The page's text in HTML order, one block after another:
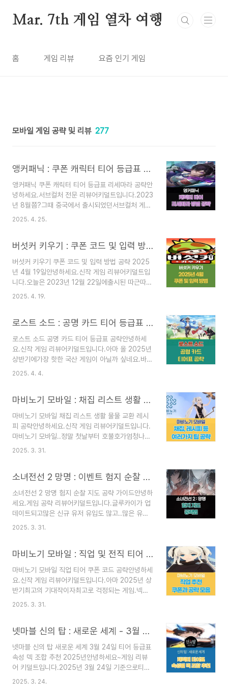
Mar. 7th 게임 열차 여행
홈 게임 리뷰 요즘 인기 게임
모바일 게임 공략 및 리뷰 277
앵커패닉 : 쿠폰 캐릭터 티어 등급표 리세마라 추천 공략 (2025년 4월)
앵커패닉 쿠폰 캐릭터 티어 등급표 리세마라 공략안
녕하세요.서브컬처 전문 리뷰어키덜트입니다.2023
년 8월쯤?그때 중국에서 출시되었던서브컬처 게임
이 있었죠..필자도 소식만 듣고..번역이 안 되어있어
입니다.아마 필자의 블로그에자주 오시는 분들은제
가를 하는 편인걸다들 아실 겁니다만..ㅋㅋ이건.. 생
각보다 재미가 없는데요?아.. 뭐랄까 뭔가 잘 만든
거 같은데..재미가 별로 없네요..일단 그전에 리세
확률부터조작인 느낌이 강하게 오지만..ㅋㅋ자, 그
죠?다른 신작 게임들의 쿠폰과티어표가 궁금하시다
면??▽▽▽▽▽▽신작 게임 정보..
2025. 4. 25.
버섯커 키우기 : 쿠폰 코드 및 입력 방법 공략 (2025년 4월 19일)
버섯커 키우기 쿠폰 코드 및 입력 방법 공략 2025
년 4월 19일안녕하세요.신작 게임 리뷰어키덜트입
니다.오늘은 2023년 12월 22일에출시된 따근따근
한 신작 게임.버섯커 키우기입니다.게임 제목 그대
섯 직업을 끝까지전직시키면 또 멋진 캐릭터로 변해
네이버 게임에서3위를 달리고 있을 정도로 재미가
있네요.이런 게임은 또 쿠폰이 필수인 게임이죠?그
래서 오늘은 사전예약 쿠폰과 공식 쿠폰둘 다 알아
보는 시간을 가져보겠습니다.자, 포스팅으로 가보실
면??▽▽▽▽▽▽버섯커 키우기 동료 가이드 보
기!!버섯커 키우기 쿠폰 코드 입력..
2025. 4. 19.
로스트 소드 : 공명 카드 티어 등급표 추천 공략 (2025년 4월)
로스트 소드 공명 카드 티어 등급표 공략안녕하세
요.신작 게임 리뷰어키덜트입니다.아마 올 2025년
상반기에가장 핫한 국산 게임이 아닐까 싶네요.바로
로스트 소드입니다.로스트 소드 많은 분들이전혀 기
토..?? 그거 문 닫아요..진짜 역대급으로 아쉬운 게
도그 꼴 안 나길 바라면서 플레이하고 있으실걸요?
자, 그래서 오늘은 로스트 소드가장 중요한 요소 중
하나죠?공명 후 얻는 카드 티어표 공략입니다.무슨
캐릭터를 공명해야 하나??누가 카드를 어떻게 장착
년 1월 24일 패치 기준으로공략을 포스팅해볼까 합
니다.자, 그럼 포스팅..
2025. 4. 4.
마비노기 모바일 : 채집 리스트 생활 물물 교환 레시피 공략
마비노기 모바일 채집 리스트 생활 물물 교환 레시
피 공략안녕하세요.신작 게임 리뷰어키덜트입니다.
마비노기 모바일..정말 첫날부터 호불호가엄청나게
심해서.. ㅋㅋㅋ망작이다?? 명작이다??이런 말들
었습니다.물론.. 끝까지 할 게임은 아니고..뭐랄까..
다.네.. 5년전에요..ㅋㅋㅋ자, 그럼 오늘은 마비노기
모바일채집, 레시피 등 여러 정보를정리해보았습니
다.마비노기 모바일의쿠폰, 전직 추천 관련정보가
필요하시다면??▽▽▽▽▽마비노기 모바일 쿠
공략솔직하게 양이 방대하여..지금 싹 정리중입니
다.혹시라도 급하다면 아래 링크에네..
2025. 3. 31.
소녀전선 2 망명 : 이벤트 험지 순찰 지도 노말 하드 공략 가이드 (2025년 3월)
소녀전선 2 망명 험지 순찰 지도 공략 가이드안녕하
세요.게임 공략 리뷰어키덜트입니다.글루카이가 업
데이트되고많은 신규 유저 유입도 많고..많은 유저
도 접었던 게임.소녀전선 2 : 망명의이벤트 공략 험
럼 공략으로 가보실까요?소녀전선 2 망명의캐릭터
서버별로 보기~소녀전선 2 망명 험지 순찰 지도 공
략험지 지도 1 - 노말단기간 루트입니다.참고만 해
주세용~험지 지도 1 - 하드노란색 무전 먹으면다음
층으로 가는데..마지막 층은 위로 돌아가시면전투
로 전투 하나 덜 하려면위쪽으로 기역자로 가면 댐.
험지 지도 2 - 하드제가..
2025. 3. 31.
마비노기 모바일 : 직업 및 전직 티어 추천 쿠폰 코드 입력 방법 공략
마비노기 모바일 직업 티어 쿠폰 코드 공략안녕하세
요.신작 게임 리뷰어키덜트입니다.아마 2025년 상
반기최고의 기대작이자최고로 걱정되는 게임.넥슨
의 신작 게임마비노기 모바일입니다.일단 마비노기
그대로 이어갈지...아니면 그대로 폭망 해버릴지..
으로 가볼까요??마비노기 사전 예약아직도 안 하셨
다면??3월 26일까지 가능해요~▽▽▽▽▽▽마
비노기 모바일 사전예약 CLICK마비노기 모바일 쿠
폰 코드 및 입력 방법쿠폰 코드아마 2025년 3월
2025. 3. 31.
넷마블 신의 탑 : 새로운 세계 - 3월 24일 티어 등급표 및 속성 덱 조합 추천 (2025년)
넷마블 신의 탑 새로운 세계 3월 24일 티어 등급표
속성 덱 조합 추천 2025년안녕하세요~게임 리뷰
어 키덜트입니다.2025년 3월 24일 기준으로티어
표 대대적으로 수정했습니다.가끔씩 돌아와서 고쳐
2025. 3. 24.